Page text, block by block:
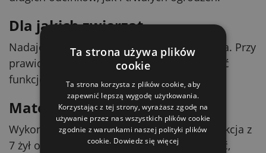
Dla jakich zwierząt
Nadaje się dla owiec, kóz, psów, koni i bydła. Przy
prawidłowym montażu może również pełnić
funkcję ochrony przed dziką zwierzyną.
Materiał i odporność
Wykonany z ocynkowanego żelaza. Konstrukcja z
7 żył opisywana jest jako odporna na wilgoć,
Ta strona używa plików
cookie
Ta strona korzysta z plików cookie, aby
zapewnić lepszą wygodę użytkowania.
Korzystając z tej strony, wyrażasz zgodę na
używanie przez nas wszystkich plików cookie
zgodnie z warunkami naszej polityki plików
cookie. Dowiedz się więcej